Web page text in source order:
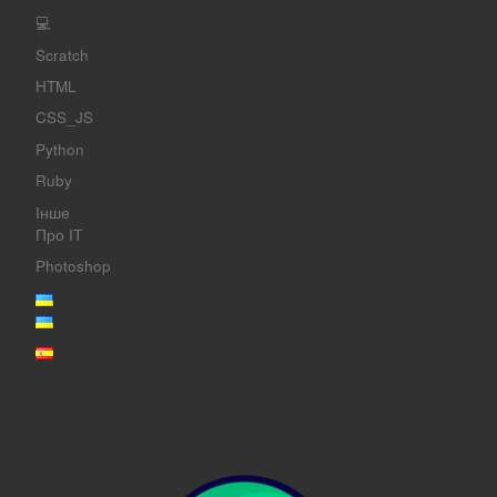
💻
Scratch
HTML
CSS_JS
Python
Ruby
Інше
Про ІТ
Photoshop